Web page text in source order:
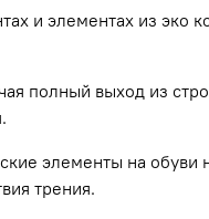
и элементах из эко
полный выход из
элементы на обуви
трения.